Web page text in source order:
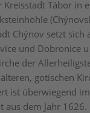
Tábor in
(
Chýnov setzt sich
und Dobronice
der
gotischen
ist überwiegend
aus dem Jahr 1626.